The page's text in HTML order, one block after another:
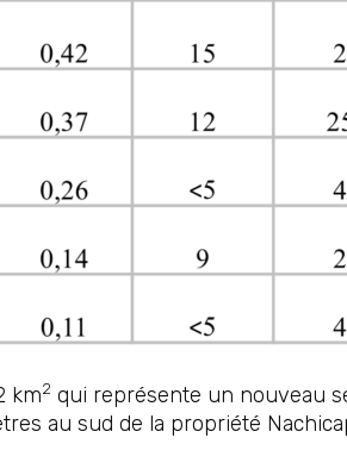
km2 qui représente un nouveau
au sud de la propriété